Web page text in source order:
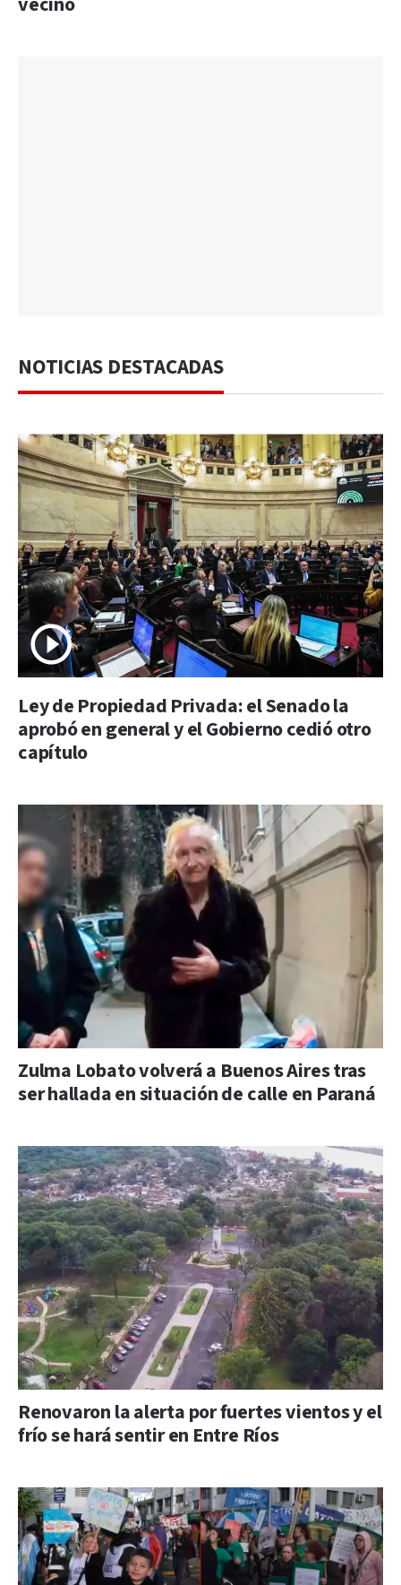
NOTICIAS DESTACADAS
Ley de Propiedad Privada: el Senado la
aprobó en general y el Gobierno cedió otro
capítulo
Zulma Lobato volverá a Buenos Aires tras
ser hallada en situación de calle en Paraná
Renovaron la alerta por fuertes vientos y el
frío se hará sentir en Entre Ríos